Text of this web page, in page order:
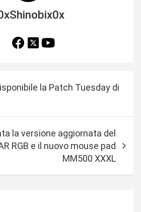
la Patch Tuesday di
la versione aggiornata del
RGB e il nuovo mouse pad
MM500 XXXL